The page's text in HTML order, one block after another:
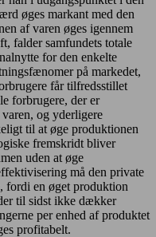
øges markant med den
af varen øges igennem
falder samfundets totale
for den enkelte
på markedet,
får tilfredsstillet
forbrugere, der er
og yderligere
til at øge produktionen
fremskridt bliver
uden at øge
må den private
fordi en øget produktion
til sidst ikke dækker
per enhed af produktet
profitabelt.